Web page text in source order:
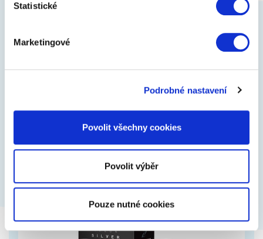
Statistické
Marketingové
Podrobné nastavení
Povolit všechny cookies
Povolit výběr
Pouze nutné cookies
dodáte autu moderní vzhled.